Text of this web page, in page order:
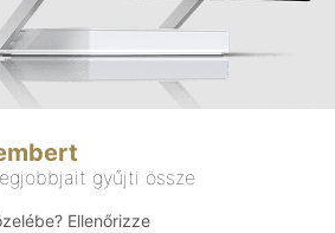
gyűjti össze
Ellenőrizze